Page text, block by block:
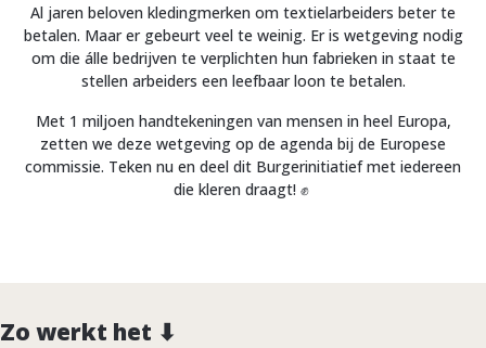
Al jaren beloven kledingmerken om textielarbeiders beter te
betalen. Maar er gebeurt veel te weinig. Er is wetgeving nodig
om die álle bedrijven te verplichten hun fabrieken in staat te
stellen arbeiders een leefbaar loon te betalen.
Met 1 miljoen handtekeningen van mensen in heel Europa,
zetten we deze wetgeving op de agenda bij de Europese
commissie. Teken nu en deel dit Burgerinitiatief met iedereen
die kleren draagt! ✊
Zo werkt het ⬇